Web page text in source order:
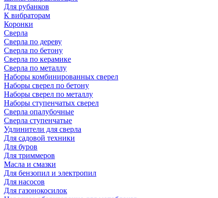
Для рубанков
К вибраторам
Коронки
Сверла
Сверла по дереву
Сверла по бетону
Сверла по керамике
Сверла по металлу
Наборы комбинированных сверел
Наборы сверел по бетону
Наборы сверел по металлу
Наборы ступенчатых сверел
Сверла опалубочные
Сверла ступенчатые
Удлинители для сверла
Для садовой техники
Для буров
Для триммеров
Масла и смазки
Для бензопил и электропил
Для насосов
Для газонокосилок